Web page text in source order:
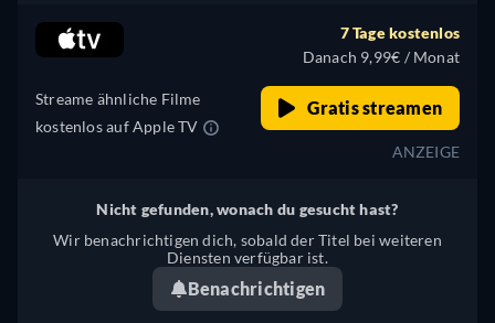
Italienisch, Japanisch,
Polnisch, Portugiesisch,
Streame ähnliche Filme
kostenlos auf Apple TV
7 Tage kostenlos
Danach 9,99€ / Monat
Gratis streamen
ANZEIGE
Nicht gefunden, wonach du gesucht hast?
Wir benachrichtigen dich, sobald der Titel bei weiteren
Diensten verfügbar ist.
Benachrichtigen